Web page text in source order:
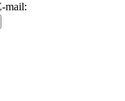
mail: